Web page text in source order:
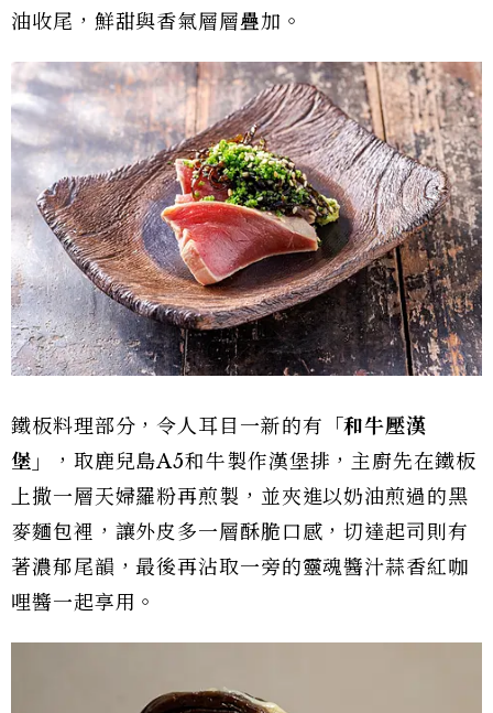
油收尾，鮮甜與香氣層層疊加。
鐵板料理部分，令人耳目一新的有 「和牛壓漢
堡」
，取鹿兒島A5和牛製作漢堡排，主廚先在鐵板
上撒一層天婦羅粉再煎製，並夾進以奶油煎過的黑
麥麵包裡，讓外皮多一層酥脆口感，切達起司則有
著濃郁尾韻，最後再沾取一旁的靈魂醬汁蒜香紅咖
哩醬一起享用。